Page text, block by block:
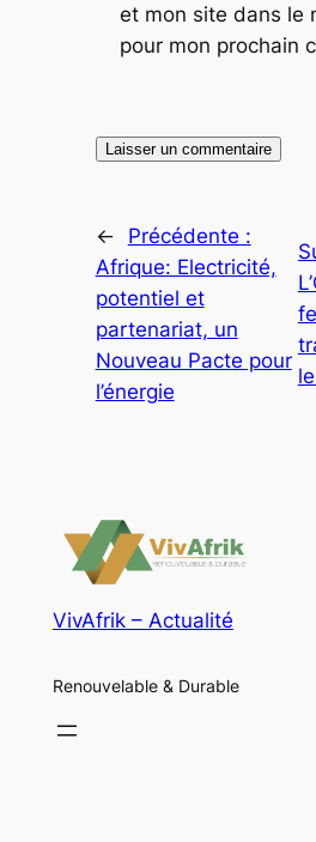
et mon site dans le
pour mon prochain
←
Précédente :
Afrique: Electricité,
potentiel et
partenariat, un
Nouveau Pacte pour
l’énergie
VivAfrik – Actualité
Renouvelable & Durable